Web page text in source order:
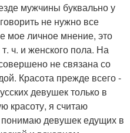
мужчины буквально у
не нужно все
мое личное мнение, это
ч. и женского пола. На
не связана со
Красота прежде всего -
девушек только в
красоту, я считаю
девушек едущих в